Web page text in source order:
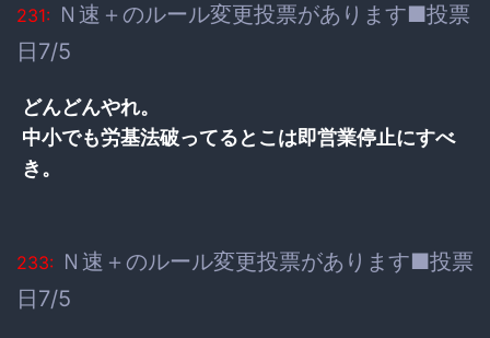
231: Ｎ速＋のルール変更投票があります■投票
日7/5
どんどんやれ。
中小でも労基法破ってるとこは即営業停止にすべ
き。
233: Ｎ速＋のルール変更投票があります■投票
日7/5